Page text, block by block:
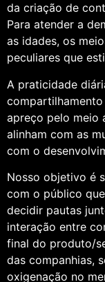
da criação de
Para atender a
as idades, os
peculiares que
A praticidade
apreço pelo meio
alinham com as
com o
Nosso objetivo é
com o público
decidir pautas
interação entre
final do produto/
das companhias,
oxigenação no